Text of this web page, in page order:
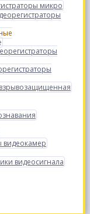
микро
видеосигнала